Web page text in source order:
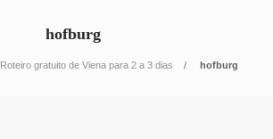
hofburg
Roteiro gratuito de Viena para 2 a 3 dias hofburg